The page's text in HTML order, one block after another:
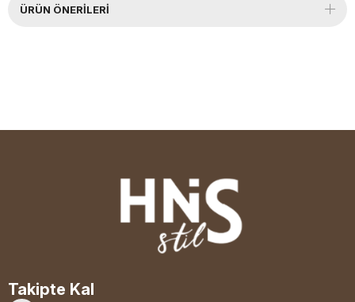
ÜRÜN ÖNERILERI
Takipte Kal